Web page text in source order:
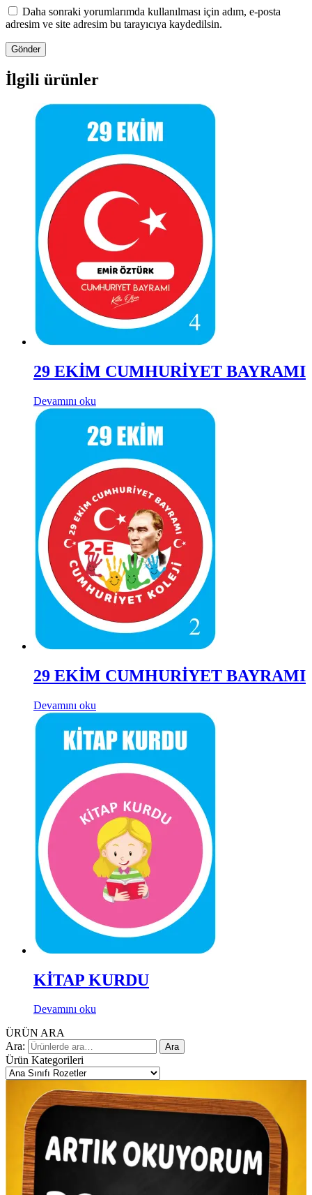
Daha sonraki yorumlarımda kullanılması için adım, e-posta
adresim ve site adresim bu tarayıcıya kaydedilsin.
İlgili ürünler
29 EKİM CUMHURİYET BAYRAMI
Devamını oku
29 EKİM CUMHURİYET BAYRAMI
Devamını oku
KİTAP KURDU
Devamını oku
ÜRÜN ARA
Ara:
Ara
Ürün Kategorileri